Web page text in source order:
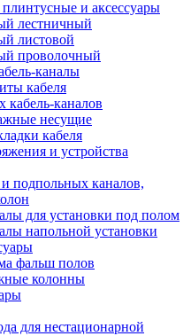
и аксессуары
лестничный
листовой
проволочный
каналы
кабеля
кабель-каналов
несущие
кабеля
и устройства
подпольных каналов,
для установки под полом
напольной установки
фальш полов
колонны
для нестационарной